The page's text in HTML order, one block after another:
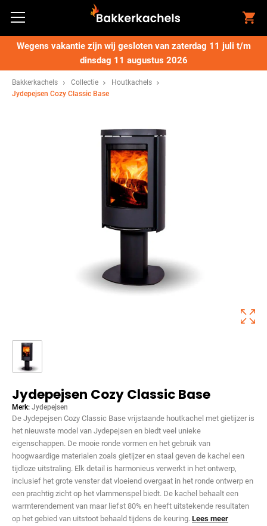
Wegens vakantie zijn wij gesloten van zaterdag 11 juli t/m
dinsdag 11 augustus 2026
Bakkerkachels Collectie
Houtkachels
Jydepejsen Cozy Classic Base
Jydepejsen Cozy Classic Base
Merk: Jydepejsen
De Jydepejsen Cozy Classic Base vrijstaande houtkachel met gietijzer is
het nieuwste model van Jydepejsen en biedt veel unieke
eigenschappen. De mooie ronde vormen en het gebruik van
hoogwaardige materialen zoals gietijzer en staal geven de kachel een
tijdloze uitstraling. Elk detail is harmonieus verwerkt in het ontwerp,
inclusief het grote venster dat vloeiend overgaat in het ronde ontwerp en
een prachtig zicht op het vlammenspel biedt. De kachel behaalt een
warmterendement van maar liefst 80% en heeft uitstekende resultaten
op het gebied van uitstoot behaald tijdens de keuring. Lees meer